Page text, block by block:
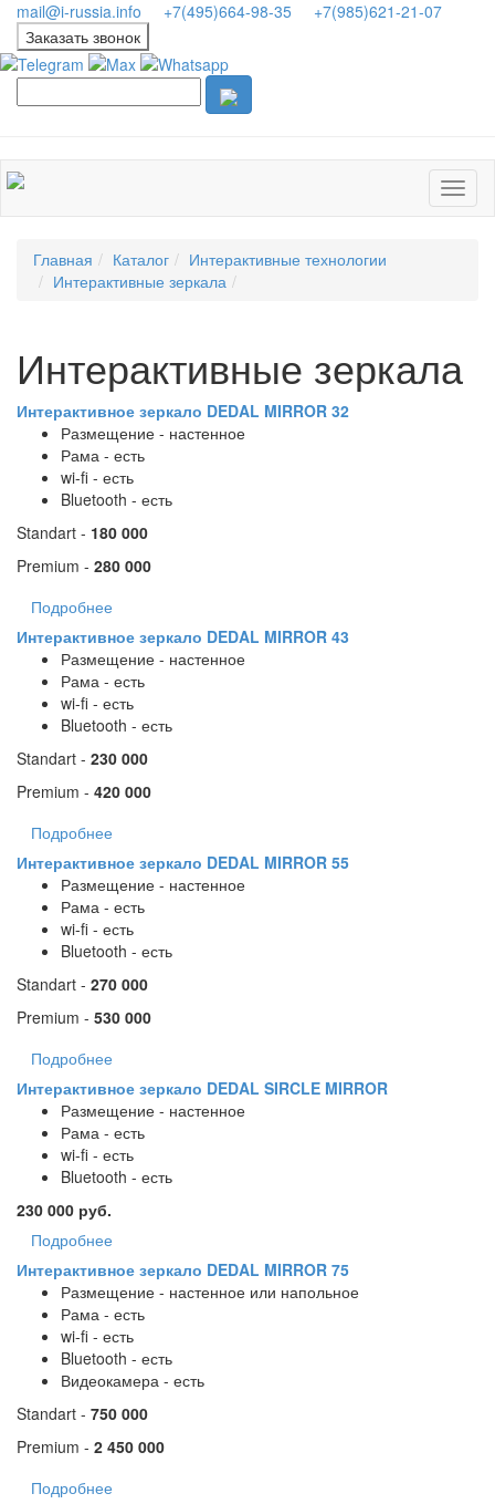
mail@i-russia.info +7(495)664-98-35
+7(985)621-21-07
Заказать звонок
Главная Каталог
Интерактивные технологии
Интерактивные зеркала
Интерактивные зеркала
Интерактивное зеркало DEDAL MIRROR 32
Размещение - настенное
Рама - есть
wi-fi - есть
Bluetooth - есть
Standart - 180 000
Premium - 280 000
Подробнее
Интерактивное зеркало DEDAL MIRROR 43
Размещение - настенное
Рама - есть
wi-fi - есть
Bluetooth - есть
Standart - 230 000
Premium - 420 000
Подробнее
Интерактивное зеркало DEDAL MIRROR 55
Размещение - настенное
Рама - есть
wi-fi - есть
Bluetooth - есть
Standart - 270 000
Premium - 530 000
Подробнее
Интерактивное зеркало DEDAL SIRCLE MIRROR
Размещение - настенное
Рама - есть
wi-fi - есть
Bluetooth - есть
230 000 руб.
Подробнее
Интерактивное зеркало DEDAL MIRROR 75
Размещение - настенное или напольное
Рама - есть
wi-fi - есть
Bluetooth - есть
Видеокамера - есть
Standart - 750 000
Premium - 2 450 000
Подробнее